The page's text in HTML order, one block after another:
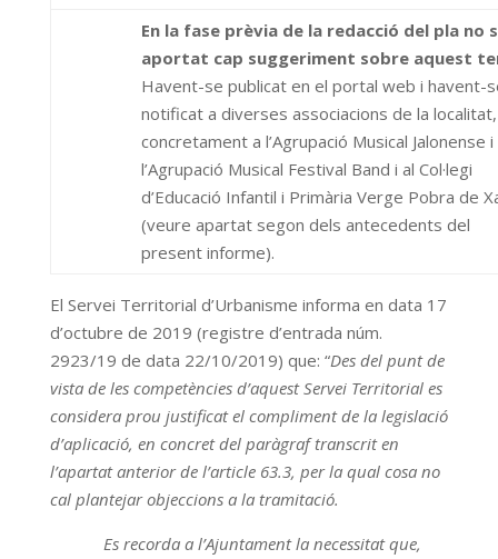
En la fase prèvia de la redacció del pla no
aportat cap suggeriment sobre aquest
Havent-se publicat en el portal web i havent-
notificat a diverses associacions de la localitat,
concretament a l’Agrupació Musical Jalonense i
l’Agrupació Musical Festival Band i al Col·legi
d’Educació Infantil i Primària Verge Pobra de
(veure apartat segon dels antecedents del
present informe).
El Servei Territorial d’Urbanisme informa en data 17
d’octubre de 2019 (registre d’entrada núm.
2923/19 de data 22/10/2019) que: “Des del punt de
vista de les competències d’aquest Servei Territorial es
considera prou justificat el compliment de la legislació
d’aplicació, en concret del paràgraf transcrit en
l’apartat anterior de l’article 63.3, per la qual cosa no
cal plantejar objeccions a la tramitació.
Es recorda a l’Ajuntament la necessitat que,